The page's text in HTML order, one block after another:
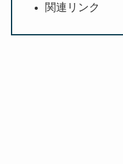
関連リンク